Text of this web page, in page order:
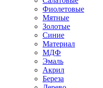
Фиолетовые
Мятные
Золотые
Синие
Материал
МДФ
Эмаль
Акрил
Береза